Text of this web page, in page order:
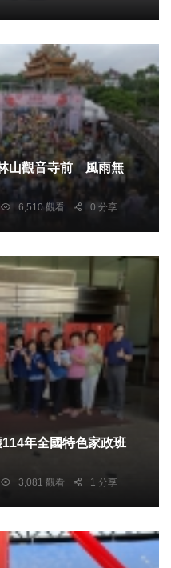
山觀音寺前 風雨無
6,510 觀看 0 分享
年全國特色家政班
3,081 觀看 1 分享